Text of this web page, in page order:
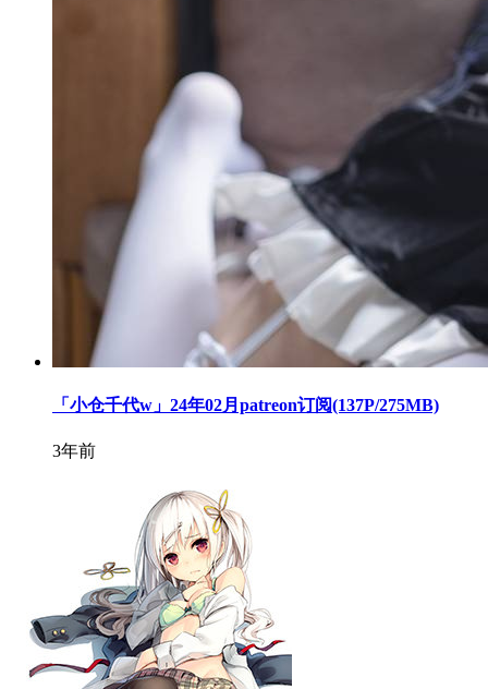
「小仓千代w」24年02月patreon订阅(137P/275MB)
3年前